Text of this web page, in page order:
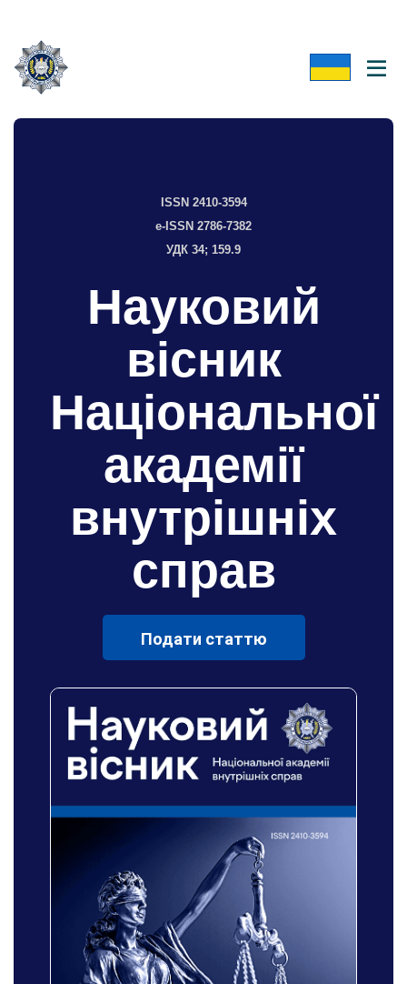
ISSN 2410-3594
e-ISSN 2786-7382
УДК 34; 159.9
Науковий
вісник
Національної
академії
внутрішніх
справ
Подати статтю